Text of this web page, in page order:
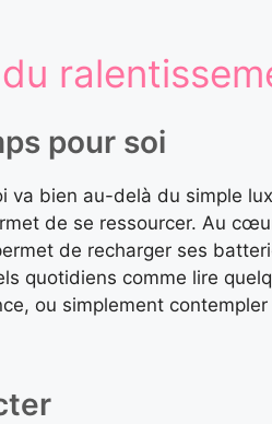
pour soi
bien au-delà du simple
de se ressourcer. Au
de recharger ses
quotidiens comme lire
ou simplement